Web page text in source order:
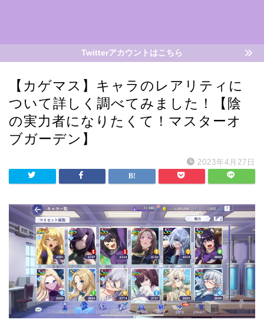
Twitterアカウントはこちら
【カゲマス】キャラのレアリティに
ついて詳しく調べてみました！【陰
の実力者になりたくて！マスターオ
ブガーデン】
2023年4月27日